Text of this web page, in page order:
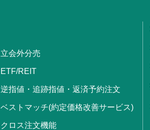
立会外分売
ETF/REIT
逆指値・追跡指値・返済予約注文
ベストマッチ(約定価格改善サービス)
クロス注文機能